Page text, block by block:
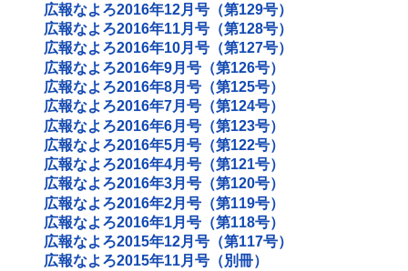
広報なよろ2016年12月号（第129号）
広報なよろ2016年11月号（第128号）
広報なよろ2016年10月号（第127号）
広報なよろ2016年9月号（第126号）
広報なよろ2016年8月号（第125号）
広報なよろ2016年7月号（第124号）
広報なよろ2016年6月号（第123号）
広報なよろ2016年5月号（第122号）
広報なよろ2016年4月号（第121号）
広報なよろ2016年3月号（第120号）
広報なよろ2016年2月号（第119号）
広報なよろ2016年1月号（第118号）
広報なよろ2015年12月号（第117号）
広報なよろ2015年11月号（別冊）